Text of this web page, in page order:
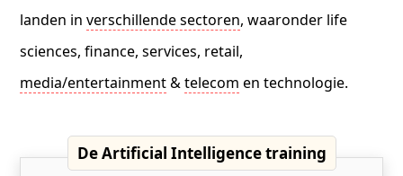
landen inverschillende sectoren, waaronder life
sciences, finance, services, retail,
media/entertainment&telecom en technologie.
De Artificial Intelligence training